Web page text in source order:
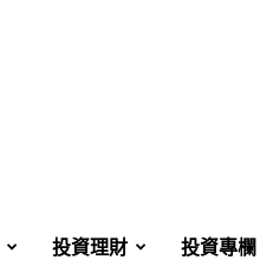
投資理財 投資專欄